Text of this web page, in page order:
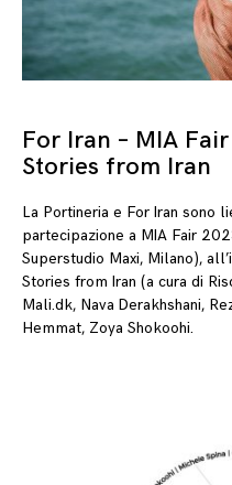
For Iran – MIA
Stories from Iran
La Portineria e For Iran sono
partecipazione a MIA Fair
Superstudio Maxi, Milano),
Stories from Iran (a cura di
Mali.dk, Nava Derakhshani,
Hemmat, Zoya Shokoohi.